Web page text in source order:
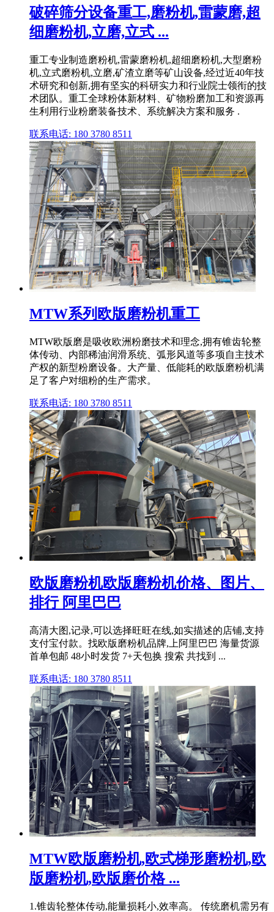
破碎筛分设备重工,磨粉机,雷蒙磨,超
细磨粉机,立磨,立式 ...
重工专业制造磨粉机,雷蒙磨粉机,超细磨粉机,大型磨粉
机,立式磨粉机,立磨,矿渣立磨等矿山设备,经过近40年技
术研究和创新,拥有坚实的科研实力和行业院士领衔的技
术团队。重工全球粉体新材料、矿物粉磨加工和资源再
生利用行业粉磨装备技术、系统解决方案和服务 .
联系电话: 180 3780 8511
MTW系列欧版磨粉机重工
MTW欧版磨是吸收欧洲粉磨技术和理念,拥有锥齿轮整
体传动、内部稀油润滑系统、弧形风道等多项自主技术
产权的新型粉磨设备。大产量、低能耗的欧版磨粉机满
足了客户对细粉的生产需求。
联系电话: 180 3780 8511
欧版磨粉机欧版磨粉机价格、图片、
排行 阿里巴巴
高清大图,记录,可以选择旺旺在线,如实描述的店铺,支持
支付宝付款。找欧版磨粉机品牌,上阿里巴巴 海量货源
首单包邮 48小时发货 7+天包换 搜索 共找到 ...
联系电话: 180 3780 8511
MTW欧版磨粉机,欧式梯形磨粉机,欧
版磨粉机,欧版磨价格 ...
1.锥齿轮整体传动,能量损耗小,效率高。 传统磨机需另有